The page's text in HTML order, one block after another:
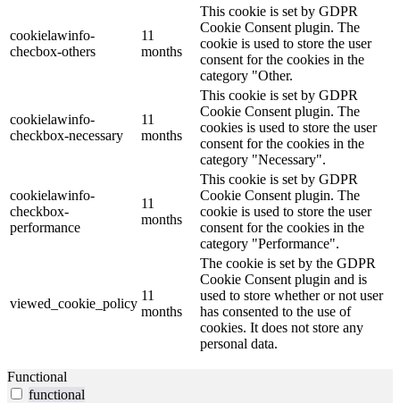
cookielawinfo-
checbox-others
11
months
This cookie is set by GDPR
Cookie Consent plugin. The
cookie is used to store the user
consent for the cookies in the
category "Other.
cookielawinfo-
checkbox-necessary
11
months
This cookie is set by GDPR
Cookie Consent plugin. The
cookies is used to store the user
consent for the cookies in the
category "Necessary".
cookielawinfo-
checkbox-
performance
11
months
This cookie is set by GDPR
Cookie Consent plugin. The
cookie is used to store the user
consent for the cookies in the
category "Performance".
viewed_cookie_policy
11
months
The cookie is set by the GDPR
Cookie Consent plugin and is
used to store whether or not user
has consented to the use of
cookies. It does not store any
personal data.
Functional
functional